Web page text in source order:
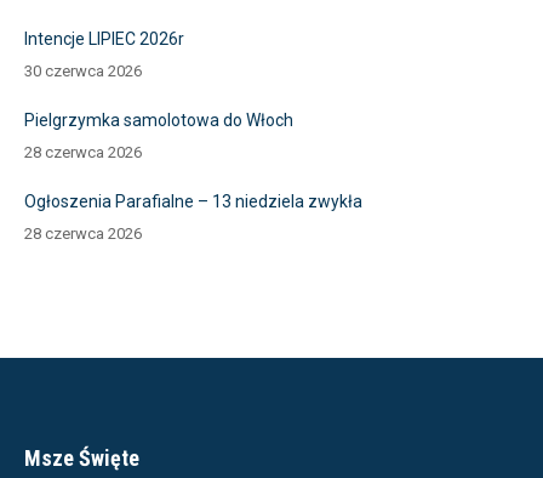
Intencje LIPIEC 2026r
30 czerwca 2026
Pielgrzymka samolotowa do Włoch
28 czerwca 2026
Ogłoszenia Parafialne – 13 niedziela zwykła
28 czerwca 2026
Msze Święte